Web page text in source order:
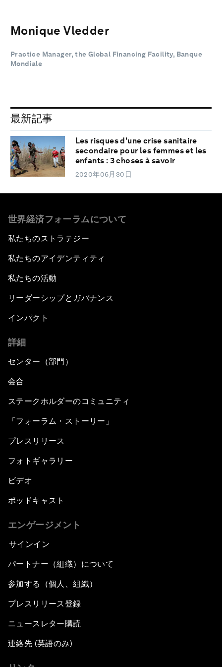
Monique Vledder
Practice Manager, the Global Financing Facility, Banque
Mondiale
最新記事
Les risques d'une crise sanitaire
secondaire pour les femmes et les
enfants : 3 choses à savoir
2020年06月30日
世界経済フォーラムについて
私たちのストラテジー
私たちのアイデンティティ
私たちの活動
リーダーシップとガバナンス
インパクト
詳細
センター（部門）
会合
ステークホルダーのコミュニティ
「フォーラム・ストーリー」
プレスリリース
フォトギャラリー
ビデオ
ポッドキャスト
エンゲージメント
サインイン
パートナー（組織）について
参加する（個人、組織）
プレスリリース登録
ニュースレター購読
連絡先 (英語のみ)